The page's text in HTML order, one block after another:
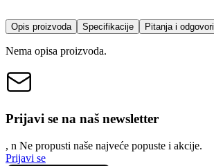
Opis proizvoda Specifikacije Pitanja i odgovori
Nema opisa proizvoda.
Prijavi se na naš newsletter
, n Ne propusti naše najveće popuste i akcije.
Prijavi se